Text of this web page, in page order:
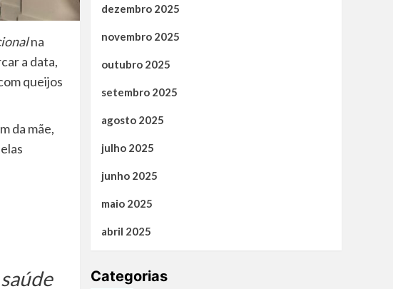
na
a data,
queijos
da mãe,
dezembro 2025
novembro 2025
outubro 2025
setembro 2025
agosto 2025
julho 2025
junho 2025
maio 2025
abril 2025
Categorias